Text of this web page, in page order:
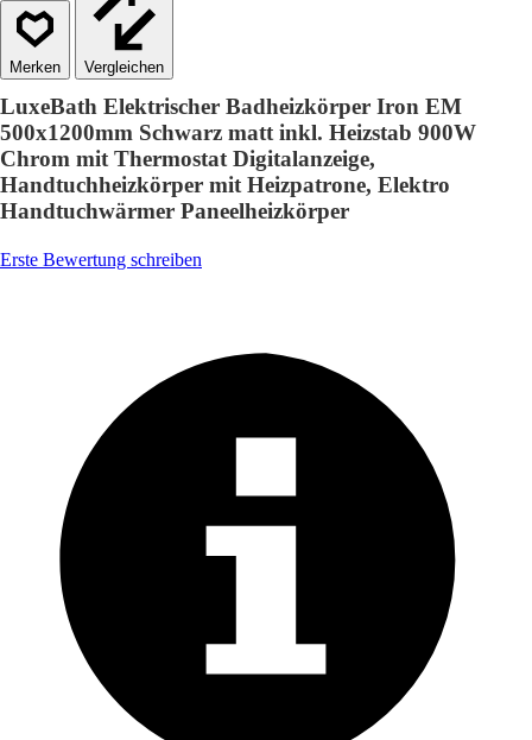
Vergleichen
LuxeBath Elektrischer Badheizkörper Iron EM
500x1200mm Schwarz matt inkl. Heizstab 900W
Chrom mit Thermostat Digitalanzeige,
Handtuchheizkörper mit Heizpatrone, Elektro
Handtuchwärmer Paneelheizkörper
Erste Bewertung schreiben